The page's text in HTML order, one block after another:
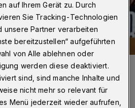
Band „The Speeds“ braucht es,
Vohwinkel anfängt, zaghaft mit dem
lässt sich anstecken. Getanzt wird
trotzdem nicht.
Höllwarth
auf Ihrem Gerät zu. Durch
Sie Tracking-Technologien
unsere Partner verarbeiten
bereitzustellen“ aufgeführten
von Alle ablehnen oder
werden diese deaktiviert.
sind, sind manche Inhalte und
nicht mehr so relevant für
Menü jederzeit wieder aufrufen,